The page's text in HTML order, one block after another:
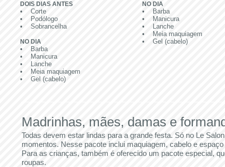
Madrinhas, mães, damas e
Todas devem estar lindas para a grande festa. Só no Le
momentos. Nesse pacote inclui maquiagem, cabelo e
Para as crianças, também é oferecido um pacote especial,
roupas.
DOIS DIAS ANTES
• Corte
• Podólogo
• Sobrancelha
NO DIA
• Barba
• Manicura
• Lanche
• Meia maquiagem
• Gel (cabelo)
NO DIA
• Barba
• Manicura
• Lanche
• Meia maquiagem
• Gel (cabelo)